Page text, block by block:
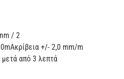
/ 2
+/- 2,0 mm/m
από 3 λεπτά